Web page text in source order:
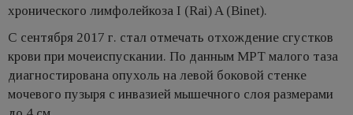
хронического лимфолейкоза I (Rai) A (Binet).
С сентября 2017 г. стал отмечать отхождение сгустков
крови при мочеиспускании. По данным МРТ малого таза
диагностирована опухоль на левой боковой стенке
мочевого пузыря с инвазией мышечного слоя размерами